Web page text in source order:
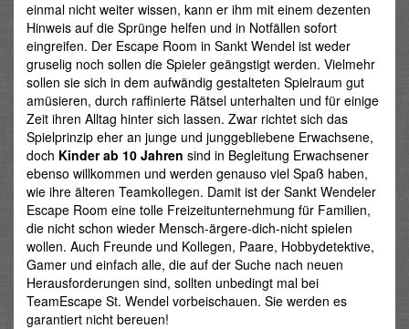
einmal nicht weiter wissen, kann er ihm mit einem dezenten
Hinweis auf die Sprünge helfen und in Notfällen sofort
eingreifen. Der Escape Room in Sankt Wendel ist weder
gruselig noch sollen die Spieler geängstigt werden. Vielmehr
sollen sie sich in dem aufwändig gestalteten Spielraum gut
amüsieren, durch raffinierte Rätsel unterhalten und für einige
Zeit ihren Alltag hinter sich lassen. Zwar richtet sich das
Spielprinzip eher an junge und junggebliebene Erwachsene,
doch Kinder ab 10 Jahren sind in Begleitung Erwachsener
ebenso willkommen und werden genauso viel Spaß haben,
wie ihre älteren Teamkollegen. Damit ist der Sankt Wendeler
Escape Room eine tolle Freizeitunternehmung für Familien,
die nicht schon wieder Mensch-ärgere-dich-nicht spielen
wollen. Auch Freunde und Kollegen, Paare, Hobbydetektive,
Gamer und einfach alle, die auf der Suche nach neuen
Herausforderungen sind, sollten unbedingt mal bei
TeamEscape St. Wendel vorbeischauen. Sie werden es
garantiert nicht bereuen!